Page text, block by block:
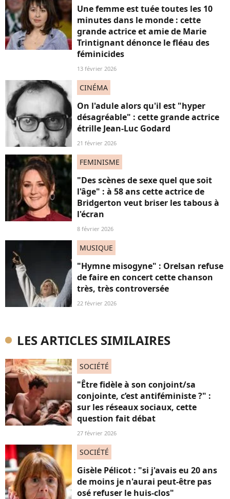
Une femme est tuée toutes les 10
minutes dans le monde : cette
grande actrice et amie de Marie
Trintignant dénonce le fléau des
féminicides
13 février 2026
CINÉMA
On l'adule alors qu'il est "hyper
désagréable" : cette grande actrice
étrille Jean-Luc Godard
21 février 2026
FEMINISME
"Des scènes de sexe quel que soit
l'âge" : à 58 ans cette actrice de
Bridgerton veut briser les tabous à
l'écran
8 février 2026
MUSIQUE
"Hymne misogyne" : Orelsan refuse
de faire en concert cette chanson
très, très controversée
22 février 2026
LES ARTICLES SIMILAIRES
SOCIÉTÉ
"Être fidèle à son conjoint/sa
conjointe, c’est antiféministe ?" :
sur les réseaux sociaux, cette
question fait débat
27 février 2026
SOCIÉTÉ
Gisèle Pélicot : "si j'avais eu 20 ans
de moins je n'aurai peut-être pas
osé refuser le huis-clos"